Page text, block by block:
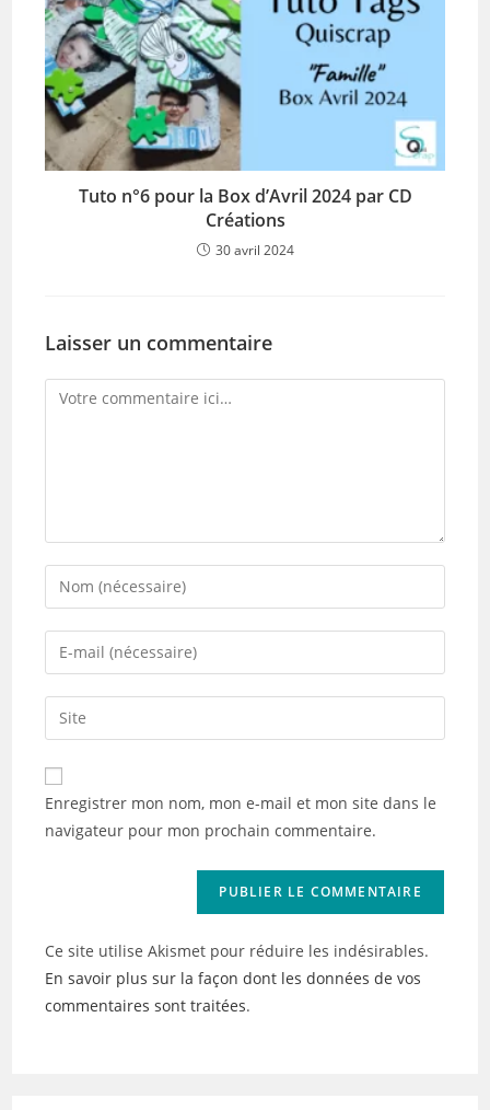
Tuto n°6 pour la Box d’Avril 2024 par CD
Créations
30 avril 2024
Laisser un commentaire
Comment
Enter
your
name
comment
Enter
your
email
address
comment
Saisir
l’URL
de
votre
(facultatif)
Enregistrer mon nom, mon e-mail et mon site dans le
navigateur pour mon prochain commentaire.
Ce site utilise Akismet pour réduire les indésirables.
En savoir plus sur la façon dont les données de vos
commentaires sont traitées.